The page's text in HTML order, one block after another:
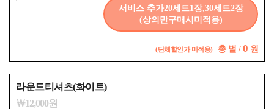
서비스 추가20세트1장,30세트2장
(상의만구매시미적용)
(단체할인가 미적용) 총 벌 / 0 원
라운드티셔츠(화이트)
￦12,000원